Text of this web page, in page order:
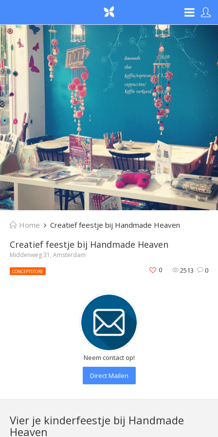
Home Creatief feestje bij Handmade Heaven
Creatief feestje bij Handmade Heaven
Middenweg 31, Amsterdam
CONCEPTSTORE 2513 0
0
Neem contact op!
Direct Mailen
Vier je kinderfeestje bij Handmade
Heaven